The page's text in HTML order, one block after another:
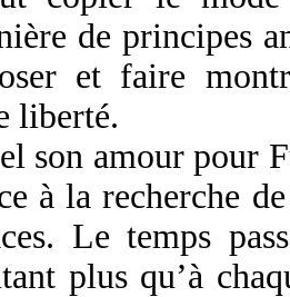
de principes
et faire
liberté.
son amour pour
à la recherche
Le temps
plus qu’à